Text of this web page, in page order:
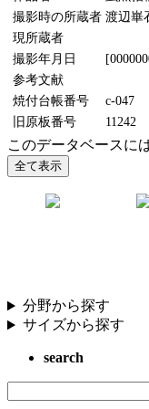
撮影時の所蔵者 渡辺崋
現所蔵者
撮影年月日
参考文献
焼付台帳番号
c-047
旧原板番号
11242
このデータベースに
分野から探す
サイズから探す
search